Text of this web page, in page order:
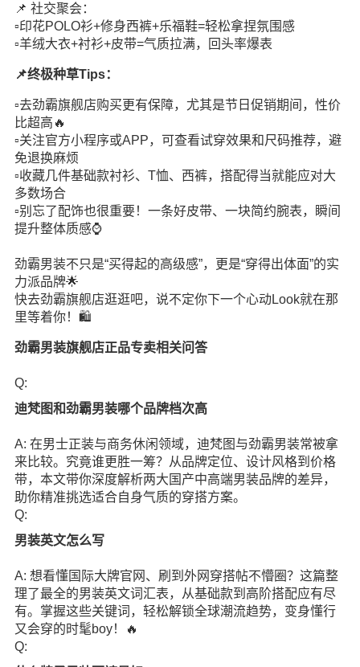
📌 社交聚会：
▫️印花POLO衫+修身西裤+乐福鞋=轻松拿捏氛围感
▫️羊绒大衣+衬衫+皮带=气质拉满，回头率爆表
📌终极种草Tips：
▫️去劲霸旗舰店购买更有保障，尤其是节日促销期间，性价
比超高🔥
▫️关注官方小程序或APP，可查看试穿效果和尺码推荐，避
免退换麻烦
▫️收藏几件基础款衬衫、T恤、西裤，搭配得当就能应对大
多数场合
▫️别忘了配饰也很重要！一条好皮带、一块简约腕表，瞬间
提升整体质感⌚
劲霸男装不只是“买得起的高级感”，更是“穿得出体面”的实
力派品牌🌟
快去劲霸旗舰店逛逛吧，说不定你下一个心动Look就在那
里等着你！🛍️
劲霸男装旗舰店正品专卖相关问答
Q:
迪梵图和劲霸男装哪个品牌档次高
A: 在男士正装与商务休闲领域，迪梵图与劲霸男装常被拿
来比较。究竟谁更胜一筹？从品牌定位、设计风格到价格
带，本文带你深度解析两大国产中高端男装品牌的差异，
助你精准挑选适合自身气质的穿搭方案。
Q:
男装英文怎么写
A: 想看懂国际大牌官网、刷到外网穿搭帖不懵圈？这篇整
理了最全的男装英文词汇表，从基础款到高阶搭配应有尽
有。掌握这些关键词，轻松解锁全球潮流趋势，变身懂行
又会穿的时髦boy！🔥
Q: